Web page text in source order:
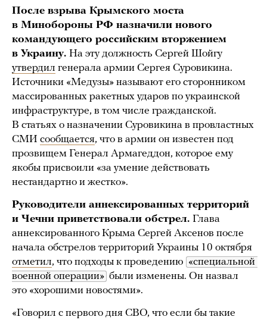
После взрыва Крымского моста
в Минобороны РФ назначили нового
командующего российским вторжением
в Украину. На эту должность Сергей Шойгу
утвердил генерала армии Сергея Суровикина.
Источники «Медузы» называют его сторонником
массированных ракетных ударов по украинской
инфраструктуре, в том числе гражданской.
В статьях о назначении Суровикина в провластных
СМИ сообщается, что в армии он известен под
прозвищем Генерал Армагеддон, которое ему
якобы присвоили «за умение действовать
нестандартно и жестко».
Руководители аннексированных территорий
и Чечни приветствовали обстрел. Глава
аннексированного Крыма Сергей Аксенов после
начала обстрелов территорий Украины 10 октября
отметил, что подходы к проведению «специальной
военной операции» были изменены. Он назвал
это «хорошими новостями».
«Говорил с первого дня СВО, что если бы такие